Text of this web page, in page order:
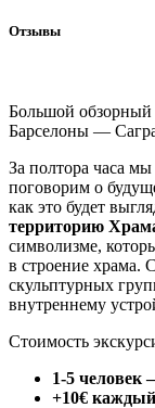
Отзывы
Большой обзорный
Барселоны —
За полтора часа
поговорим о
как это будет
территорию
символизме,
в строение храма.
скульптурных
внутреннему
Стоимость
1-5 человек
+10€